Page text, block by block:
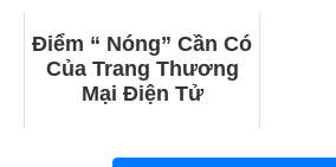
Điểm “ Nóng” Cần Có
Của Trang Thương
Mại Điện Tử